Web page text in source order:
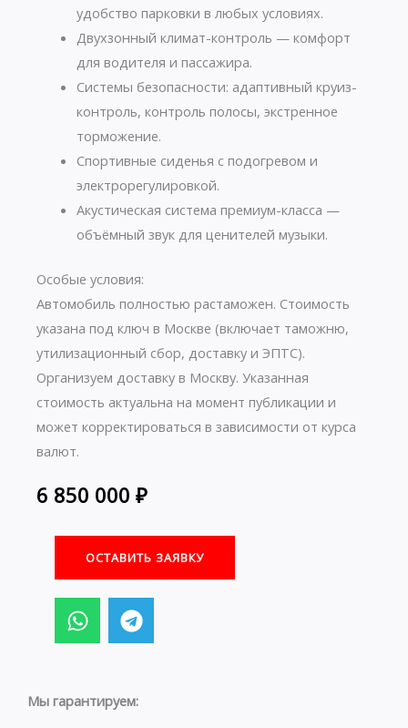
удобство парковки в любых условиях.
Двухзонный климат-контроль — комфорт
для водителя и пассажира.
Системы безопасности: адаптивный круиз-
контроль, контроль полосы, экстренное
торможение.
Спортивные сиденья с подогревом и
электрорегулировкой.
Акустическая система премиум-класса —
объёмный звук для ценителей музыки.
Особые условия:
Автомобиль полностью растаможен. Стоимость
указана под ключ в Москве (включает таможню,
утилизационный сбор, доставку и ЭПТС).
Организуем доставку в Москву. Указанная
стоимость актуальна на момент публикации и
может корректироваться в зависимости от курса
валют.
6 850 000 ₽
ОСТАВИТЬ ЗАЯВКУ
W
h
a
s
T
e
l
g
Мы гарантируем: